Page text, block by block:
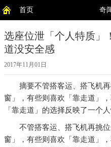
首页 奇
选座位泄「个人特质」
道没安全感
2017年11月01日
摘要不管搭客运、搭飞机
窗」，有些则喜欢「靠走道」
「靠走道」的选择反映了一个
不管搭客运、搭飞机再挑
窗」，有些则喜欢「靠走道」